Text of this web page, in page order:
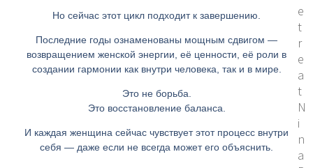
Но сейчас этот цикл подходит к завершению.
Последние годы ознаменованы мощным сдвигом —
возвращением женской энергии, её ценности, её роли в
создании гармонии как внутри человека, так и в мире.
Это не борьба.
Это восстановление баланса.
И каждая женщина сейчас чувствует этот процесс внутри
себя — даже если не всегда может его объяснить.